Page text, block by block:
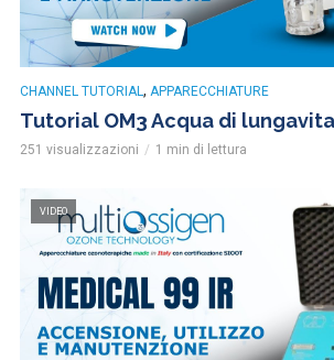
CHANNEL TUTORIAL, APPARECCHIATURE
Tutorial OM3 Acqua di lungavita
251 visualizzazioni 1 min di lettura
VIDEO